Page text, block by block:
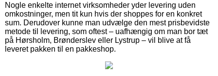
Nogle enkelte internet virksomheder yder levering uden
omkostninger, men tit kun hvis der shoppes for en konkret
sum. Derudover kunne man udvælge den mest prisbevidste
metode til levering, som oftest – uafhængig om man bor tæt
på Hørsholm, Brønderslev eller Lystrup – vil blive at få
leveret pakken til en pakkeshop.